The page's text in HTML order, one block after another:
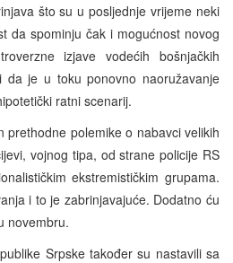
što su u posljednje vrijeme neki
da spominju čak i mogućnost novog
izjave vodećih bošnjačkih
da je u toku ponovno naoružavanje
ratni scenarij.
prethodne polemike o nabavci velikih
vojnog tipa, od strane policije RS
ekstremističkim grupama.
i to je zabrinjavajuće. Dodatno ću
novembru.
Srpske također su nastavili sa